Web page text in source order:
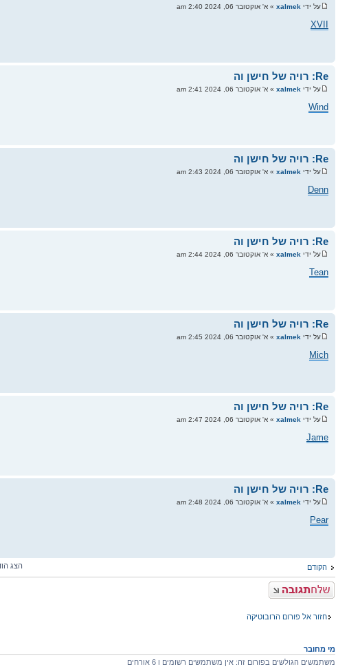
על ידי xalmek » א' אוקטובר 06, 2024 2:40 am
XVII
Re: רויה של חישן וה
על ידי xalmek » א' אוקטובר 06, 2024 2:41 am
Wind
Re: רויה של חישן וה
על ידי xalmek » א' אוקטובר 06, 2024 2:43 am
Denn
Re: רויה של חישן וה
על ידי xalmek » א' אוקטובר 06, 2024 2:44 am
Tean
Re: רויה של חישן וה
על ידי xalmek » א' אוקטובר 06, 2024 2:45 am
Mich
Re: רויה של חישן וה
על ידי xalmek » א' אוקטובר 06, 2024 2:47 am
Jame
Re: רויה של חישן וה
על ידי xalmek » א' אוקטובר 06, 2024 2:48 am
Pear
הקודם הצג
פרסם תגובה
חזור אל פורום הרובוטיקה
מי מחובר
משתמשים הגולשים בפורום זה: אין משתמשים רשומים ו 6 אורחים